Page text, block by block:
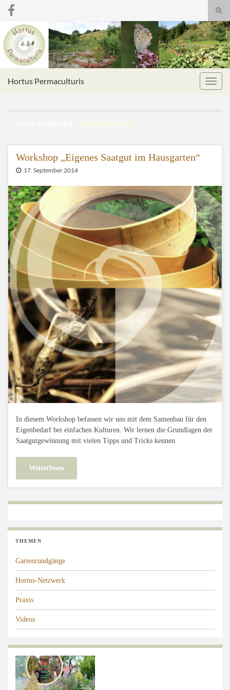
Search for:
Hortus Permaculturis
Workshop „Eigenes Saatgut im Hausgarten“
17. September 2014
In diesem Workshop befassen wir uns mit dem Samenbau für den
Eigenbedarf bei einfachen Kulturen. Wir lernen die Grundlagen der
Saatgutgewinnung mit vielen Tipps und Tricks kennen.
Weiterlesen
THEMEN
Gartenrundgänge
Hortus-Netzwerk
Praxis
Videos